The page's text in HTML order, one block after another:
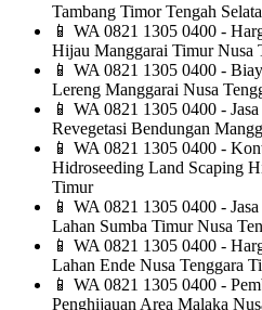
Tambang Timor Tengah
📱 WA 0821 1305 0400 -
Hijau Manggarai Timur Nusa
📱 WA 0821 1305 0400 -
Lereng Manggarai Nusa
📱 WA 0821 1305 0400 -
Revegetasi Bendungan
📱 WA 0821 1305 0400 -
Hidroseeding Land Scaping
Timur
📱 WA 0821 1305 0400 -
Lahan Sumba Timur Nusa
📱 WA 0821 1305 0400 -
Lahan Ende Nusa Tenggara
📱 WA 0821 1305 0400 -
Penghijauan Area Malaka